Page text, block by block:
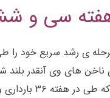
سی و
داد. در هفته ۳۶ بارداری
کانال تولد می شود.